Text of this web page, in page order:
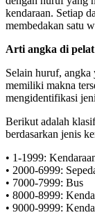
kendaraan. Setiap
membedakan satu
Arti angka di
Selain huruf, angka
memiliki makna
mengidentifikasi
Berikut adalah
berdasarkan jenis
• 1-1999:
• 2000-6999:
• 7000-7999: Bus
• 8000-8999:
• 9000-9999: